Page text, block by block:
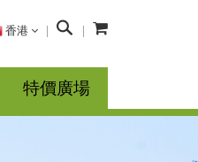
香港
搜
特價廣場